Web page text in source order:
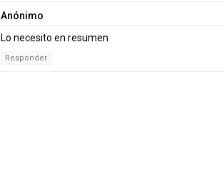
Anónimo
Lo necesito en resumen
Responder